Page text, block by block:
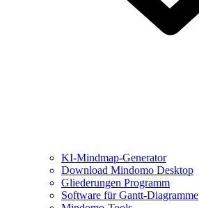
KI-Mindmap-Generator
Download Mindomo Desktop
Gliederungen Programm
Software für Gantt-Diagramme